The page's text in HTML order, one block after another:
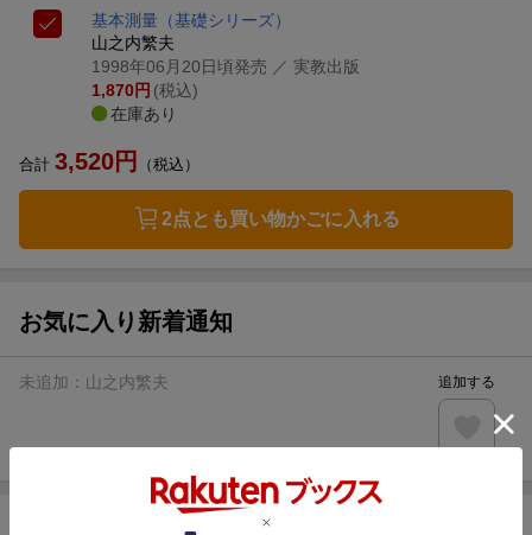
基本測量 （基礎シリーズ）
山之内繁夫
1998年06月20日頃発売 ／ 実教出版
1,870円 (税込)
在庫あり
合計 3,520円 （税込）
2点とも買い物かごに入れる
お気に入り新着通知
未追加： 山之内繁夫 追加する